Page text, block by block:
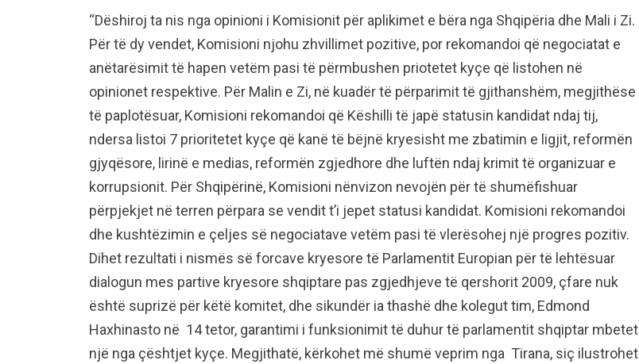
“Dëshiroj ta nis nga opinioni i Komisionit për aplikimet e bëra nga Shqipëria dhe Mali i Zi.
Për të dy vendet, Komisioni njohu zhvillimet pozitive, por rekomandoi që negociatat e
anëtarësimit të hapen vetëm pasi të përmbushen priotetet kyçe që listohen në
opinionet respektive. Për Malin e Zi, në kuadër të përparimit të gjithanshëm, megjithëse
të paplotësuar, Komisioni rekomandoi që Këshilli të japë statusin kandidat ndaj tij,
ndersa listoi 7 prioritetet kyçe që kanë të bëjnë kryesisht me zbatimin e ligjit, reformën
gjyqësore, lirinë e medias, reformën zgjedhore dhe luftën ndaj krimit të organizuar e
korrupsionit. Për Shqipërinë, Komisioni nënvizon nevojën për të shumëfishuar
përpjekjet në terren përpara se vendit t’i jepet statusi kandidat. Komisioni rekomandoi
dhe kushtëzimin e çeljes së negociatave vetëm pasi të vlerësohej një progres pozitiv.
Dihet rezultati i nismës së forcave kryesore të Parlamentit Europian për të lehtësuar
dialogun mes partive kryesore shqiptare pas zgjedhjeve të qershorit 2009, çfare nuk
është suprizë për këtë komitet, dhe sikundër ia thashë dhe kolegut tim, Edmond
Haxhinasto në 14 tetor, garantimi i funksionimit të duhur të parlamentit shqiptar mbetet
një nga çështjet kyçe. Megjithatë, kërkohet më shumë veprim nga Tirana, siç ilustrohet